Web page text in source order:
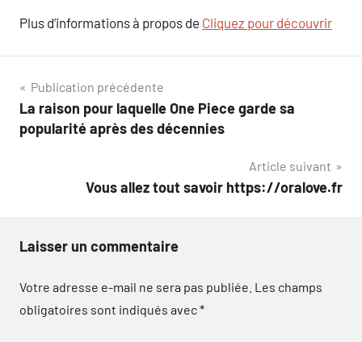
Plus d’informations à propos de Cliquez pour découvrir
Navigation
de
Publication précédente
La raison pour laquelle One Piece garde sa
popularité après des décennies
Article suivant
Vous allez tout savoir https://oralove.fr
Laisser un commentaire
Votre adresse e-mail ne sera pas publiée. Les champs
obligatoires sont indiqués avec*